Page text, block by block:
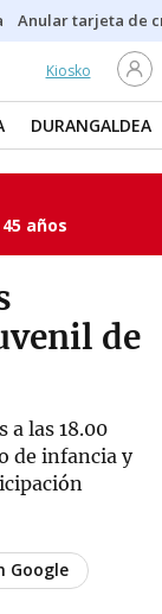
Anular tarjeta de
Kiosko
DURANGALDEA
años
de
las 18.00
de infancia y
Google